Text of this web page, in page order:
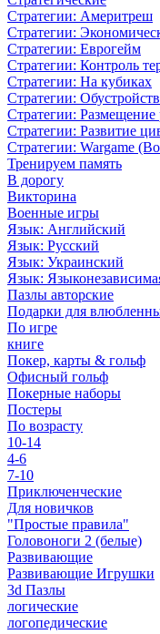
Стратегии: Америтреш
Стратегии:
Стратегии: Еврогейм
Стратегии: Контроль
Стратегии: На кубиках
Стратегии:
Стратегии: Размещение
Стратегии: Развитие
Стратегии: Wargame
Тренируем память
В дорогу
Викторина
Военные игры
Язык: Английский
Язык: Русский
Язык: Украинский
Язык:
Пазлы авторские
Подарки для
По игре
книге
Покер, карты & гольф
Офисный гольф
Покерные наборы
Постеры
По возрасту
10-14
4-6
7-10
Приключенческие
Для новичков
"Простые правила"
Головоноги 2 (белые)
Развивающие
Развивающие Игрушки
3d Пазлы
логические
логопедические